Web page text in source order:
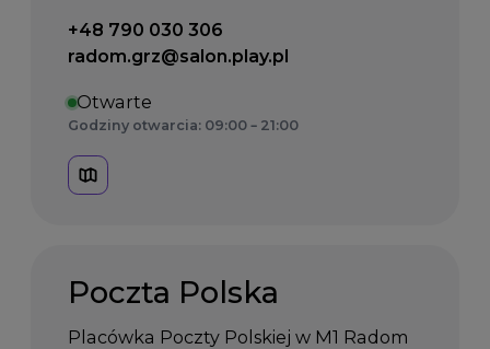
Telefon kontaktowy:
+48 790 030 306
Email kontaktowy:
radom.grz@salon.play.pl
Otwarte
Godziny otwarcia: 09:00 – 21:00
Poczta Polska
Placówka Poczty Polskiej w M1 Radom